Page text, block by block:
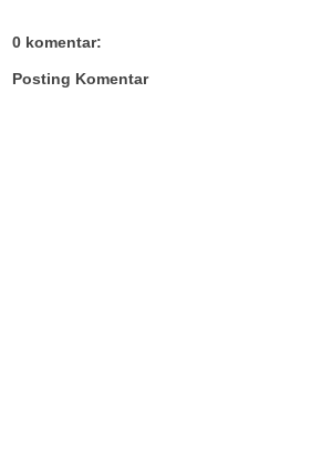
0 komentar:
Posting Komentar